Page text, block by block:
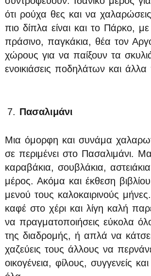
ότι ρούχα θες και να
πιο δίπλα είναι και το Πάρκο,
πράσινο, παγκάκια, θέα τον
χώρους για να παίξουν τα
ενοικιάσεις ποδηλάτων και
Πασαλιμάνι
Μια όμορφη και συνάμα
σε περιμένει στο Πασαλιμάνι.
καραβάκια, σουβλάκια,
μέρος. Ακόμα και έκθεση βιβλίου
μενού τους καλοκαιρινούς
καφέ στο χέρι και λίγη καλή
να πραγματοποιήσεις εύκολα
της διαδρομής, ή απλά να
χαζεύεις τους άλλους να
οικογένεια, φίλους, συγγενείς